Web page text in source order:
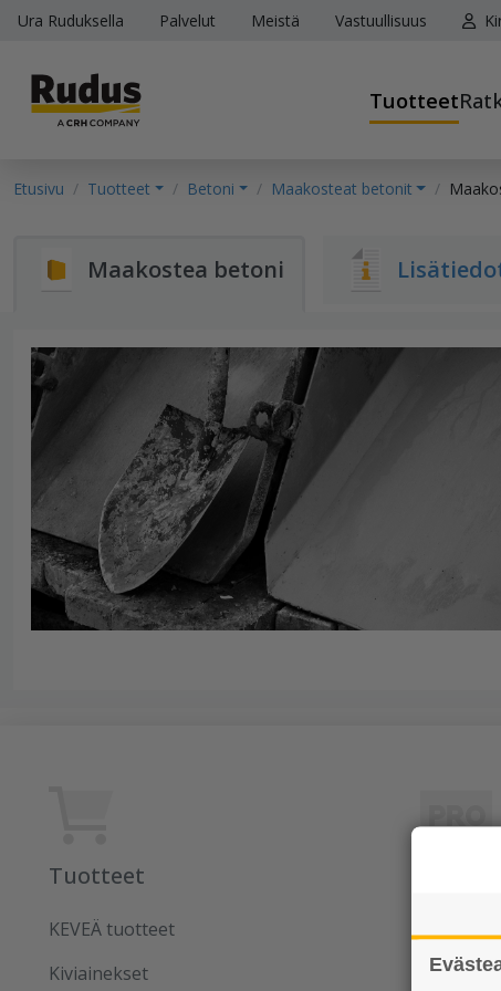
Ura Ruduksella Palvelut Meistä Vastuullisuus
Tuotteet
Etusivu Tuotteet Betoni Maakosteat betonit
Maakostea betoni
Tuotteet
KEVEÄ tuotteet
Kiviainekset
Uutiset